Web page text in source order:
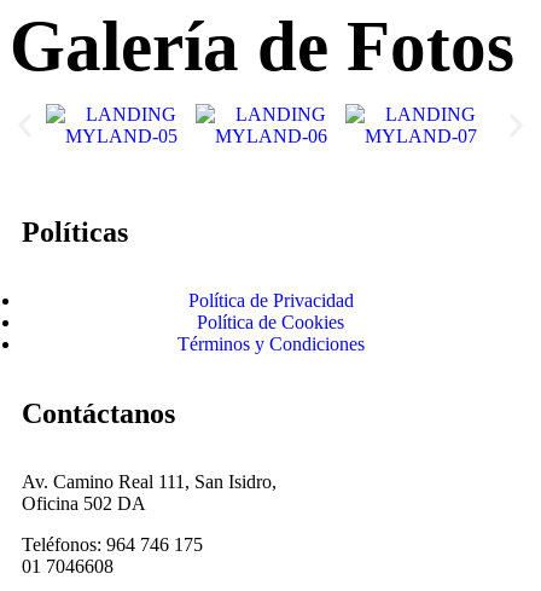
Galería de Fotos
Políticas
Política de Privacidad
Política de Cookies
Términos y Condiciones
Contáctanos
Av. Camino Real 111, San Isidro,
Oficina 502 DA
Teléfonos: 964 746 175
01 7046608